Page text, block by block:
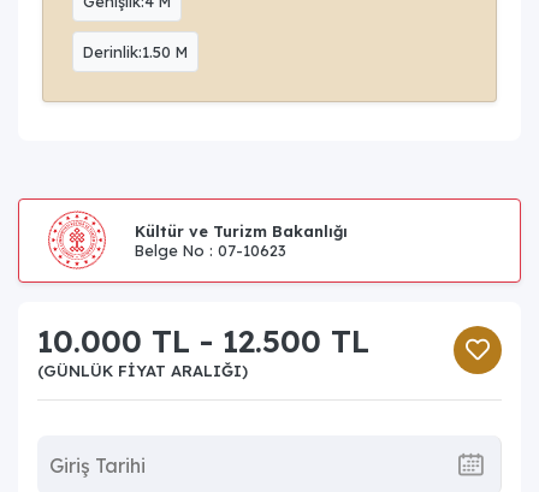
Derinlik:1.50 M
Kültür ve Turizm Bakanlığı
Belge No : 07-10623
10.000 TL - 12.500 TL
(GÜNLÜK FIYAT ARALIĞI)